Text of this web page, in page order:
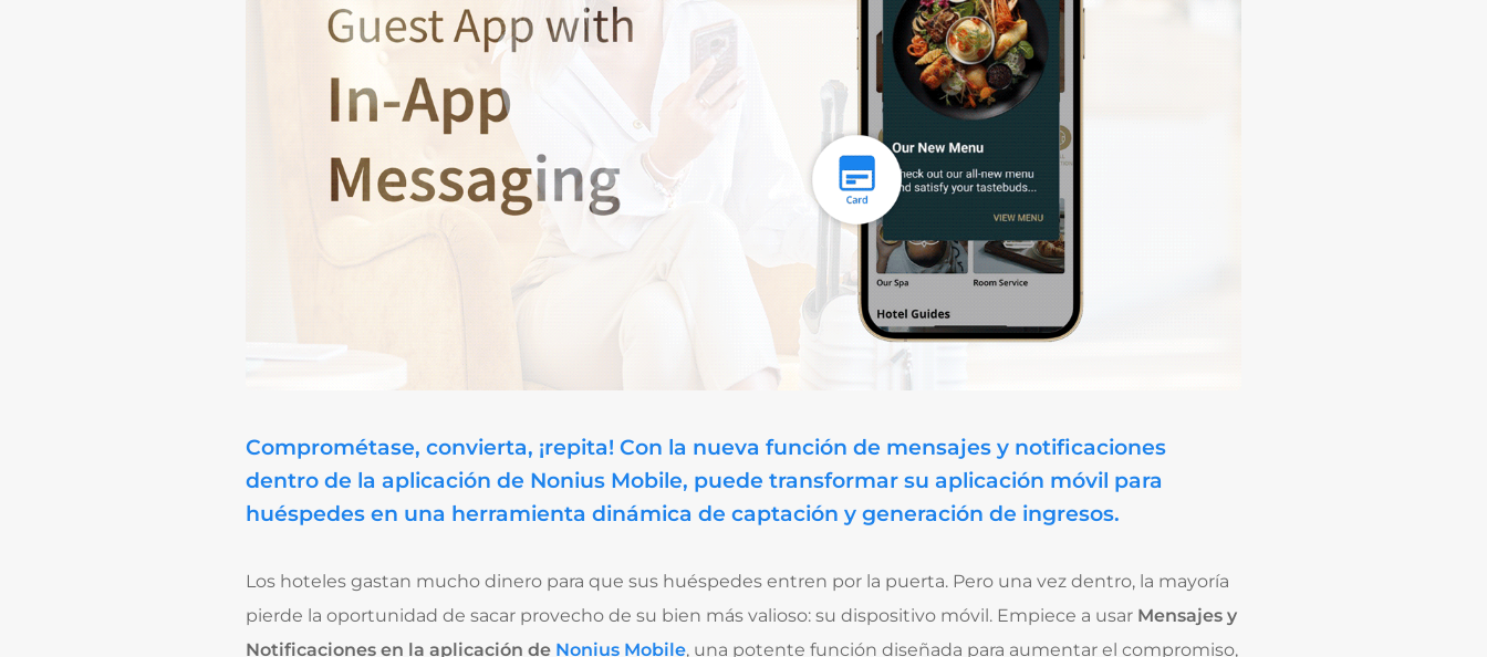
Comprométase, convierta, ¡repita! Con la nueva función de mensajes y notificaciones
dentro de la aplicación de Nonius Mobile, puede transformar su aplicación móvil para
huéspedes en una herramienta dinámica de captación y generación de ingresos.
Los hoteles gastan mucho dinero para que sus huéspedes entren por la puerta. Pero una vez dentro, la mayoría
pierde la oportunidad de sacar provecho de su bien más valioso: su dispositivo móvil. Empiece a usar Mensajes y
Notificaciones en la aplicación de Nonius Mobile, una potente función diseñada para aumentar el compromiso,